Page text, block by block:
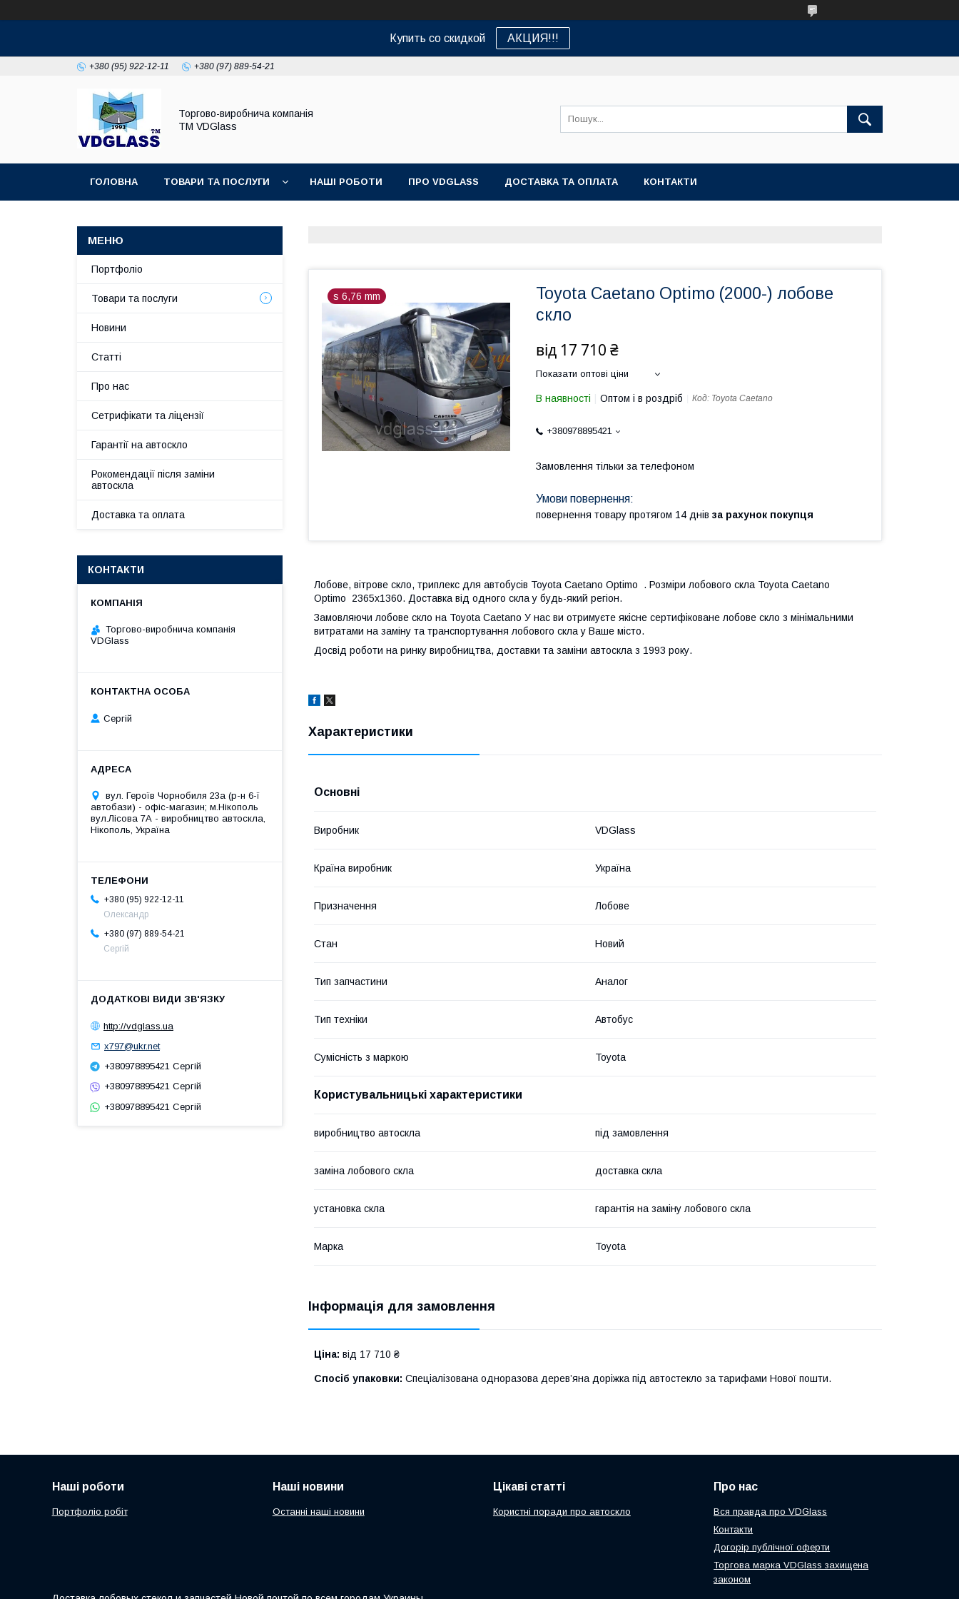
Купить со скидкой АКЦИЯ!!!
+380 (95) 922-12-11 +380 (97) 889-54-21
Торгово-виробнича компанія
ТМ VDGlass
ГОЛОВНА ТОВАРИ ТА ПОСЛУГИ НАШІ РОБОТИ ПРО VDGLASS ДОСТАВКА ТА ОПЛАТА КОНТАКТИ
s 6,76 mm
Toyota Caetano Optimo (2000-) лобове
скло
від 17 710 ₴
Показати оптові ціни
В наявності Оптом і в роздріб Код: Toyota Caetano
+380978895421
Замовлення тільки за телефоном
повернення товару протягом 14 днів за рахунок покупця
Лобове, вітрове скло, триплекс для автобусів Toyota Caetano Optimo . Розміри лобового скла Toyota Caetano
Optimo 2365x1360. Доставка від одного скла у будь-який регіон.
Замовляючи лобове скло на Toyota Caetano У нас ви отримуєте якісне сертифіковане лобове скло з мінімальними
витратами на заміну та транспортування лобового скла у Ваше місто.
Досвід роботи на ринку виробництва, доставки та заміни автоскла з 1993 року.
Характеристики
Основні
Виробник VDGlass
Країна виробник Україна
Призначення Лобове
Стан Новий
Тип запчастини Аналог
Тип техніки Автобус
Сумісність з маркою Toyota
Користувальницькі характеристики
виробництво автоскла під замовлення
заміна лобового скла доставка скла
установка скла гарантія на заміну лобового скла
Марка Toyota
Інформація для замовлення
Ціна: від 17 710 ₴
Спосіб упаковки: Спеціалізована одноразова дерев’яна доріжка під автостекло за тарифами Нової пошти.
Портфоліо
Товари та послуги
Новини
Статті
Про нас
Сетрифікати та ліцензії
Гарантії на автоскло
Рокомендації після заміни
автоскла
Доставка та оплата
КОНТАКТИ
Торгово-виробнича компанія
VDGlass
Сергій
вул. Героїв Чорнобиля 23а (р-н 6-ї
автобази) - офіс-магазин; м.Нікополь
вул.Лісова 7А - виробництво автоскла,
Нікополь, Україна
+380 (95) 922-12-11
Олександр
+380 (97) 889-54-21
Сергій
http://vdglass.ua
x797@ukr.net
+380978895421 Сергій
+380978895421 Сергій
+380978895421 Сергій
Наші роботи
Портфоліо робіт
Наші новини
Останні наші новини
Цікаві статті
Користні поради про автоскло
Про нас
Вся правда про VDGlass
Контакти
Догорір публічної оферти
Торгова марка VDGlass захищена
законом